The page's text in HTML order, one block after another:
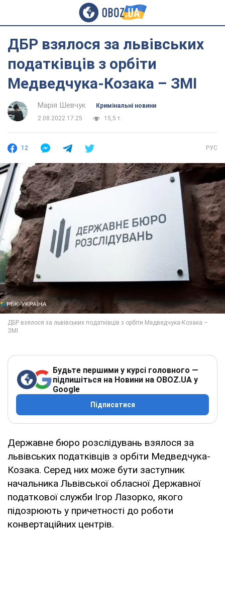
ДБР взялося за львівських
податківців з орбіти
Медведчука-Козака – ЗМІ
Марія Шевчук
Кримінальні новини
2.08.2022 17:25
15,5 т.
12 РУС
Будьте першими у курсі головного —
підпишіться на Новини на OBOZ.UA у
Google
Підписатися
Державне бюро розслідувань взялося за
львівських податківців з орбіти Медведчука-
Козака. Серед них може бути заступник
начальника Львівської обласної Державної
податкової служби Ігор Лазорко, якого
підозрюють у причетності до роботи
конвертаційних центрів.